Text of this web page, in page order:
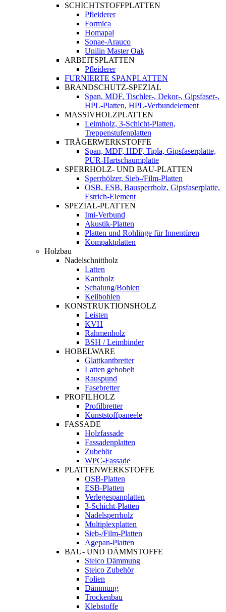
SCHICHTSTOFFPLATTEN
Pfleiderer
Formica
Homapal
Sonae-Arauco
Unilin Master Oak
ARBEITSPLATTEN
Pfleiderer
FURNIERTE SPANPLATTEN
BRANDSCHUTZ-SPEZIAL
Span, MDF, Tischler-, Dekor-, Gipsfaser-,
HPL-Platten, HPL-Verbundelement
MASSIVHOLZPLATTEN
Leimholz, 3-Schicht-Platten,
Treppenstufenplatten
TRÄGERWERKSTOFFE
Span, MDF, HDF, Tipla, Gipsfaserplatte,
PUR-Hartschaumplatte
SPERRHOLZ- UND BAU-PLATTEN
Sperrhölzer, Sieb-/Film-Platten
OSB, ESB, Bausperrholz, Gipsfaserplatte,
Estrich-Element
SPEZIAL-PLATTEN
Imi-Verbund
Akustik-Platten
Platten und Rohlinge für Innentüren
Kompaktplatten
Holzbau
Nadelschnittholz
Latten
Kantholz
Schalung/Bohlen
Keilbohlen
KONSTRUKTIONSHOLZ
Leisten
KVH
Rahmenholz
BSH / Leimbinder
HOBELWARE
Glattkantbretter
Latten gehobelt
Rauspund
Fasebretter
PROFILHOLZ
Profilbretter
Kunststoffpaneele
FASSADE
Holzfassade
Fassadenplatten
Zubehör
WPC-Fassade
PLATTENWERKSTOFFE
OSB-Platten
ESB-Platten
Verlegespanplatten
3-Schicht-Platten
Nadelsperrholz
Multiplexplatten
Sieb-/Film-Platten
Agepan-Platten
BAU- UND DÄMMSTOFFE
Steico Dämmung
Steico Zubehör
Folien
Dämmung
Trockenbau
Klebstoffe